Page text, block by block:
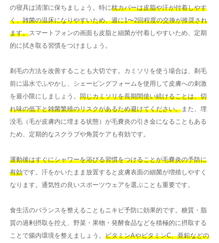
の寝具は清潔に保ちましょう。特に枕カバーは皮脂や汗が付着しやす
く、雑菌の温床になりやすいため、週に1〜2回程度の交換が推奨され
ます。スマートフォンの画面も皮脂と細菌が付着しやすいため、定期
的に拭き取る習慣をつけましょう。
剃毛の方法を改善することも大切です。カミソリを使う場合は、剃毛
前に温水でふやかし、シェービングフォームを使用して皮膚への刺激
を最小限にしましょう。 同じカミソリを長期間使い続けることは、切
れ味の低下と雑菌繁殖のリスクがあるため避けてください。また、埋
没毛（毛が皮膚内に埋まる状態）が毛嚢炎の引き金になることもある
ため、定期的なスクラブや角質ケアも有効です。
運動後はすぐにシャワーを浴びる習慣をつけることが毛嚢炎の予防に
有効です。汗をかいたまま放置すると皮膚表面の細菌が増殖しやすく
なります。通気性の良いスポーツウェアを選ぶことも重要です。
食生活のバランスを整えることもニキビ予防に効果的です。糖質・脂
質の過剰摂取を控え、野菜・果物・発酵食品などを積極的に摂取する
ことで腸内環境を整えましょう。 ビタミンAやビタミンC、亜鉛などの